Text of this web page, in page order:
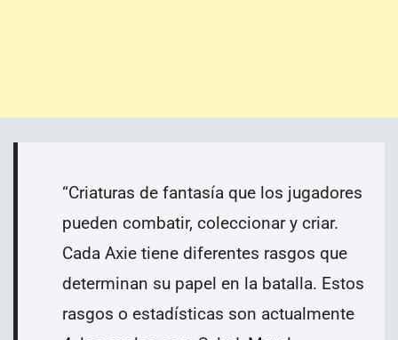
“Criaturas de fantasía que los jugadores
pueden combatir, coleccionar y criar.
Cada Axie tiene diferentes rasgos que
determinan su papel en la batalla. Estos
rasgos o estadísticas son actualmente